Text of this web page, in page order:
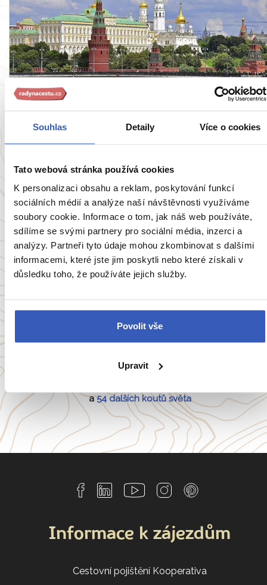
Souhlas Detaily Více o cookies
Tato webová stránka používá cookies
K personalizaci obsahu a reklam, poskytování funkcí
sociálních médií a analýze naší návštěvnosti využíváme
soubory cookie. Informace o tom, jak náš web používáte,
sdílíme se svými partnery pro sociální média, inzerci a
analýzy. Partneři tyto údaje mohou zkombinovat s dalšími
informacemi, které jste jim poskytli nebo které získali v
důsledku toho, že používáte jejich služby.
Povolit vše
Upravit
Inspirace
10 důvodů, proč navštívit Moskvu: odhoďte
Zobrazit všechny články o Rusku
Oblíbené cíle
Portugalsko
a54 dalších koutů světa
Informace k zájezdům
Cestovní pojištění Kooperativa